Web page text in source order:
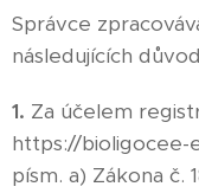
Správce
následujících
1. Za účelem
https://bioligocee-
písm. a) Zákona č.